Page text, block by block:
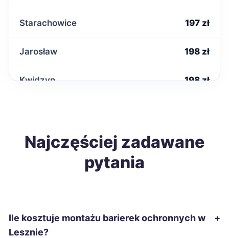
Starachowice 197 zł
Jarosław 198 zł
Kwidzyn 198 zł
Nowa Sól 198 zł
Kędzierzyn-Koźle 199 zł
Najczęściej zadawane
pytania
Ile kosztuje montażu barierek ochronnych w
Lesznie?
+